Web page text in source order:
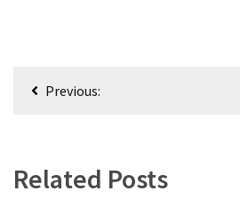
Кретање
Previous:
Related Posts